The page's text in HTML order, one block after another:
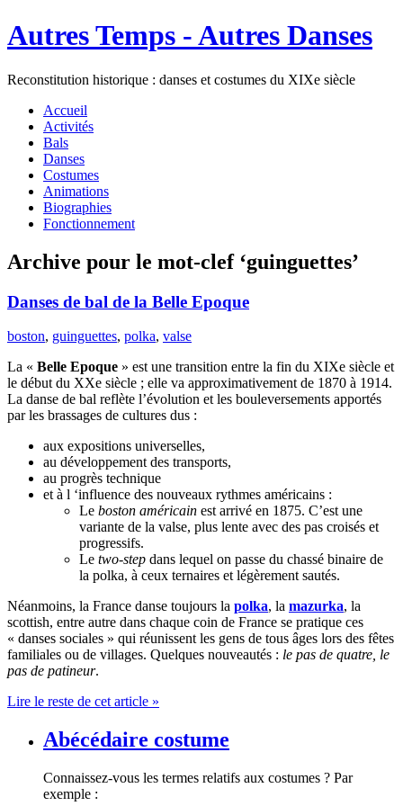
Autres Temps - Autres Danses
Reconstitution historique : danses et costumes du XIXe siècle
Accueil
Activités
Bals
Danses
Costumes
Animations
Biographies
Fonctionnement
Archive pour le mot-clef ‘guinguettes’
Danses de bal de la Belle Epoque
boston, guinguettes, polka, valse
La « Belle Epoque » est une transition entre la fin du XIXe siècle et
le début du XXe siècle ; elle va approximativement de 1870 à 1914.
La danse de bal reflète l’évolution et les bouleversements apportés
par les brassages de cultures dus :
aux expositions universelles,
au développement des transports,
au progrès technique
et à l ‘influence des nouveaux rythmes américains :
Le boston américain est arrivé en 1875. C’est une
variante de la valse, plus lente avec des pas croisés et
progressifs.
Le two-step dans lequel on passe du chassé binaire de
la polka, à ceux ternaires et légèrement sautés.
Néanmoins, la France danse toujours la polka, la mazurka, la
scottish, entre autre dans chaque coin de France se pratique ces
« danses sociales » qui réunissent les gens de tous âges lors des fêtes
familiales ou de villages. Quelques nouveautés : le pas de quatre, le
pas de patineur.
Lire le reste de cet article »
Abécédaire costume
Connaissez-vous les termes relatifs aux costumes ? Par
exemple :